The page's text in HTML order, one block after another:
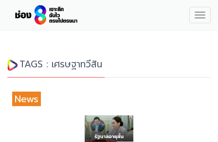
TAGS : เศรษฐา​ทวีสิน
News